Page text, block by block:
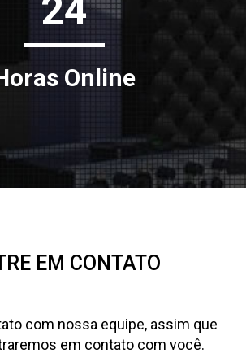
24
Online
EM CONTATO
com nossa equipe, assim que
em contato com você.